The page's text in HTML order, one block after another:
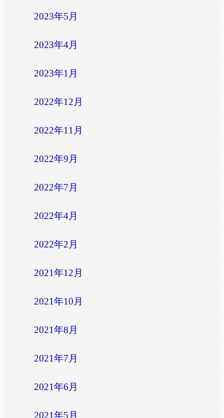
2023年5月
2023年4月
2023年1月
2022年12月
2022年11月
2022年9月
2022年7月
2022年4月
2022年2月
2021年12月
2021年10月
2021年8月
2021年7月
2021年6月
2021年5月